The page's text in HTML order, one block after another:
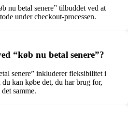
nu betal senere” tilbuddet ved at
under checkout-processen.
“køb nu betal senere”?
senere” inkluderer fleksibilitet i
kan købe det, du har brug for,
samme.